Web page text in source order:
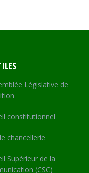
Législative de
constitutionnel
chancellerie
Supérieur de la
(CSC)